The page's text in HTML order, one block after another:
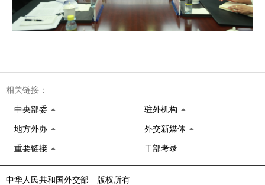
相关链接：
中央部委 驻外机构
地方外办 外交新媒体
重要链接 干部考录
中华人民共和国外交部 版权所有